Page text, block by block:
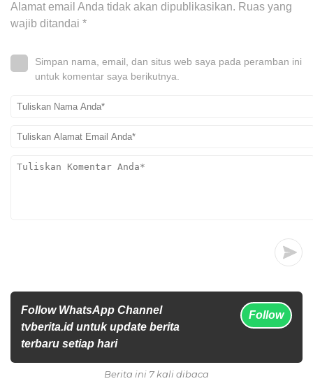
Alamat email Anda tidak akan dipublikasikan. Ruas yang
wajib ditandai *
Simpan nama, email, dan situs web saya pada peramban ini
untuk komentar saya berikutnya.
Follow WhatsApp Channel
tvberita.id untuk update berita
terbaru setiap hari
Follow
Berita ini 7 kali dibaca